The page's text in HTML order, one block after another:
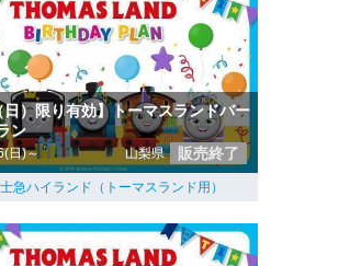
）限り有効】トーマスランドバー
ン
日)～ 山梨県 販売終了
急ハイランド（トーマスランド用）